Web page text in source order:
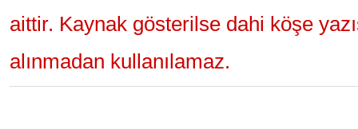
aittir. Kaynak gösterilse dahi köşe
alınmadan kullanılamaz.